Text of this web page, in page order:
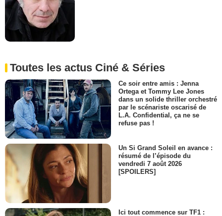
Toutes les actus Ciné & Séries
Ce soir entre amis : Jenna
Ortega et Tommy Lee Jones
dans un solide thriller orchestré
par le scénariste oscarisé de
L.A. Confidential, ça ne se
refuse pas !
Un Si Grand Soleil en avance :
résumé de l’épisode du
vendredi 7 août 2026
[SPOILERS]
Ici tout commence sur TF1 :